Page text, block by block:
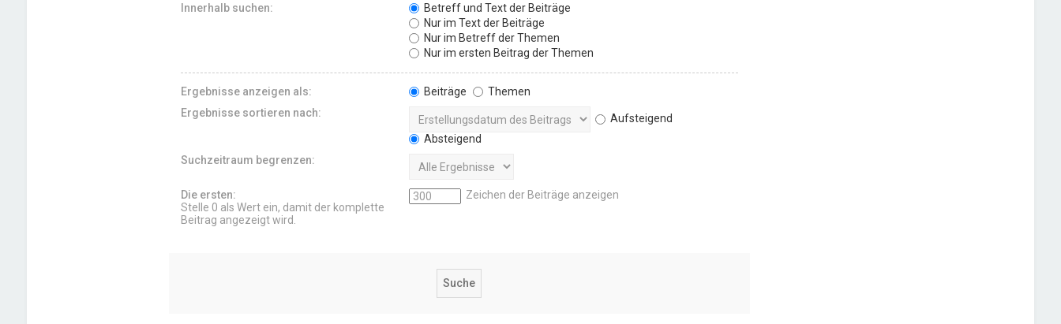
Innerhalb suchen:
Betreff und Text der Beiträge
Nur im Text der Beiträge
Nur im Betreff der Themen
Nur im ersten Beitrag der Themen
Ergebnisse anzeigen als: Beiträge
Themen
Ergebnisse sortieren nach:
Aufsteigend
Absteigend
Suchzeitraum begrenzen:
Die ersten:
Stelle 0 als Wert ein, damit der komplette
Beitrag angezeigt wird.
Zeichen der Beiträge anzeigen